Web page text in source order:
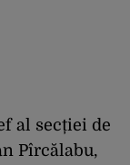
al secției de
Pîrcălabu,